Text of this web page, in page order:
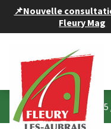
📌Nouvelle
Fleury Mag
Budget participatif 2025
Panneau de gestion des